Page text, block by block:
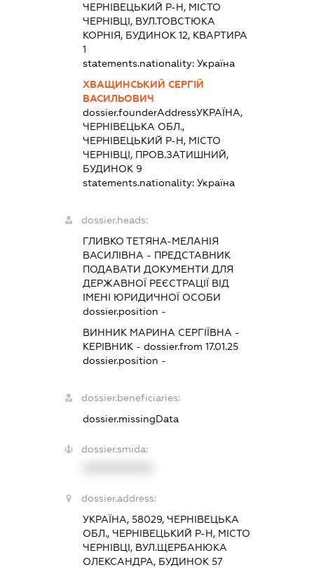
ЧЕРНІВЕЦЬКИЙ Р-Н, МІСТО
ЧЕРНІВЦІ, ВУЛ.ТОВСТЮКА
КОРНІЯ, БУДИНОК 12, КВАРТИРА
1
statements.nationality:Україна
ХВАЩИНСЬКИЙ СЕРГІЙ
ВАСИЛЬОВИЧ
dossier.founderAddressУКРАЇНА,
ЧЕРНІВЕЦЬКА ОБЛ.,
ЧЕРНІВЕЦЬКИЙ Р-Н, МІСТО
ЧЕРНІВЦІ, ПРОВ.ЗАТИШНИЙ,
БУДИНОК 9
statements.nationality:Україна
dossier.heads:
ГЛИВКО ТЕТЯНА-МЕЛАНІЯ
ВАСИЛІВНА - ПРЕДСТАВНИК
ПОДАВАТИ ДОКУМЕНТИ ДЛЯ
ДЕРЖАВНОЇ РЕЄСТРАЦІЇ ВІД
ІМЕНІ ЮРИДИЧНОЇ ОСОБИ
dossier.position -
ВИННИК МАРИНА СЕРГІЇВНА -
КЕРІВНИК - dossier.from 17.01.25
dossier.position -
dossier.beneficiaries:
dossier.missingData
dossier.smida:
dossier.address:
УКРАЇНА, 58029, ЧЕРНІВЕЦЬКА
ОБЛ., ЧЕРНІВЕЦЬКИЙ Р-Н, МІСТО
ЧЕРНІВЦІ, ВУЛ.ЩЕРБАНЮКА
ОЛЕКСАНДРА, БУДИНОК 57